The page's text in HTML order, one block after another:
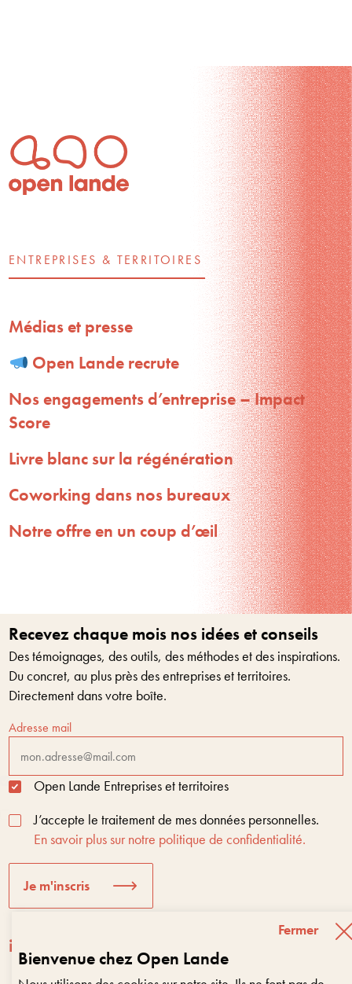
ENTREPRISES & TERRITOIRES
Médias et presse
Open Lande recrute
Nos engagements d’entreprise – Impact
Score
Livre blanc sur la régénération
Coworking dans nos bureaux
Notre offre en un coup d’œil
Recevez chaque mois nos idées et conseils
Des témoignages, des outils, des méthodes et des inspirations.
Du concret, au plus près des entreprises et territoires.
Directement dans votre boîte.
Adresse mail
Open Lande Entreprises et territoires
J’accepte le traitement de mes données personnelles.
En savoir plus sur notre politique de confidentialité.
Je m'inscris
Bienvenue chez Open Lande
Fermer